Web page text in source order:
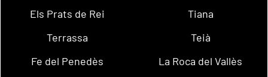
Els Prats de Rei
Tiana
Terrassa
Teià
Fe del Penedès
La Roca del Vallès